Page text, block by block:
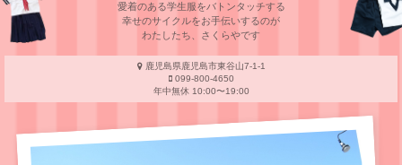
愛着のある学⽣服をバトンタッチする
幸せのサイクルをお⼿伝いするのが
わたしたち、さくらやです
鹿児島県鹿児島市東谷山7-1-1
099-800-4650
年中無休 10:00〜19:00